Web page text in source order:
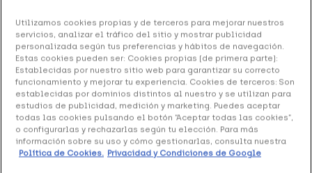
+21 puntos
SALUD
Niveles de polen y
Utilizamos cookies propias y de terceros para mejorar nuestros
servicios, analizar el tráfico del sitio y mostrar publicidad
personalizada según tus preferencias y hábitos de navegación.
Estas cookies pueden ser: Cookies propias (de primera parte):
Establecidas por nuestro sitio web para garantizar su correcto
funcionamiento y mejorar tu experiencia. Cookies de terceros: Son
establecidas por dominios distintos al nuestro y se utilizan para
estudios de publicidad, medición y marketing. Puedes aceptar
todas las cookies pulsando el botón “Aceptar todas las cookies”,
o configurarlas y rechazarlas según tu elección. Para más
información sobre su uso y cómo gestionarlas, consulta nuestra
Política de Cookies. Privacidad y Condiciones de Google